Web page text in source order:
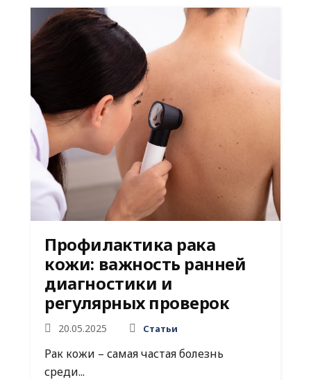
Профилактика рака
кожи: важность ранней
диагностики и
регулярных проверок
20.05.2025 Статьи
Рак кожи – самая частая болезнь
среди...